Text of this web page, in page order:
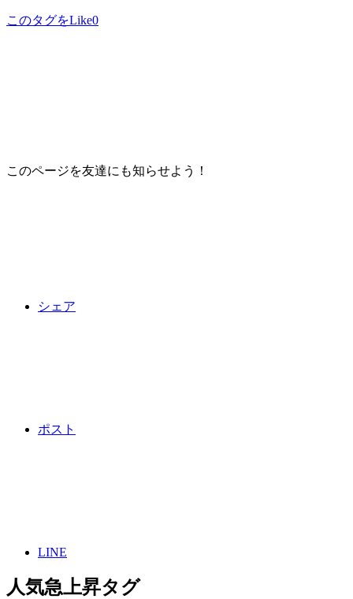
このタグをLike0
このページを友達にも知らせよう！
シェア
ポスト
LINE
人気急上昇タグ